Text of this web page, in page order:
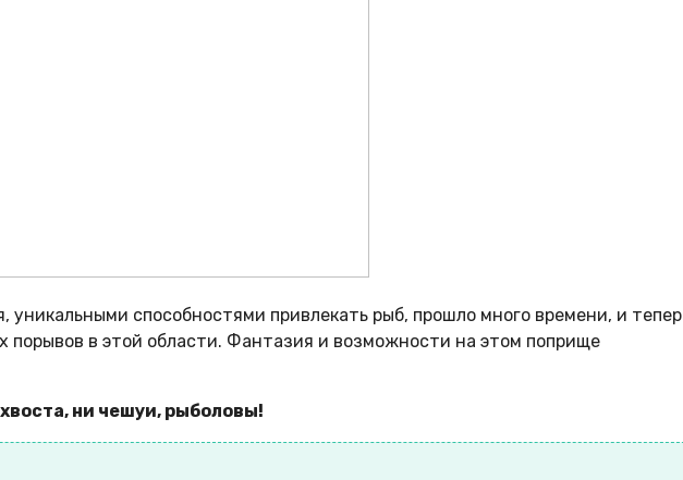
уникальными способностями привлекать рыб, прошло много времени, и
порывов в этой области. Фантазия и возможности на этом поприще
ни чешуи, рыболовы!